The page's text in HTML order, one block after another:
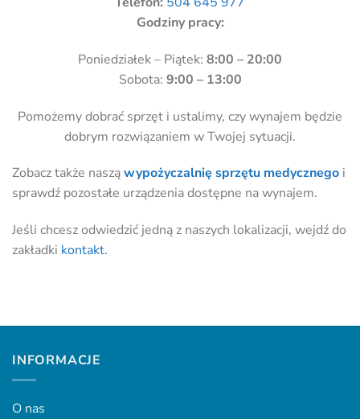
Godziny pracy:
Poniedziałek – Piątek: 8:00 – 20:00
Sobota: 9:00 – 13:00
Pomożemy dobrać sprzęt i ustalimy, czy wynajem będzie
dobrym rozwiązaniem w Twojej sytuacji.
Zobacz także nasząwypożyczalnię sprzętu medycznego i
sprawdź pozostałe urządzenia dostępne na wynajem.
Jeśli chcesz odwiedzić jedną z naszych lokalizacji, wejdź do
zakładki kontakt.
INFORMACJE
O nas